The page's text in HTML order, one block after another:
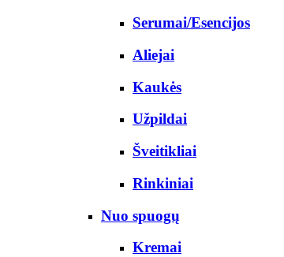
Serumai/Esencijos
Aliejai
Kaukės
Užpildai
Šveitikliai
Rinkiniai
Nuo spuogų
Kremai